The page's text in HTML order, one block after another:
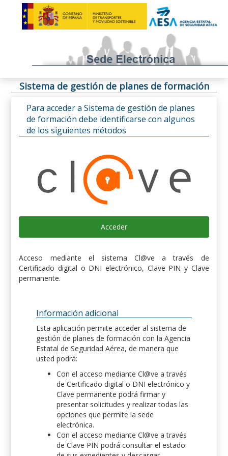
Sistema de gestión de planes de formación
Para acceder a Sistema de gestión de planes
de formación debe identificarse con algunos
de los siguientes métodos
Acceder
Acceso mediante el sistema Cl@ve a través de
Certificado digital o DNI electrónico, Clave PIN y Clave
permanente.
Información adicional
Esta aplicación permite acceder al sistema de
gestión de planes de formación con la Agencia
Estatal de Seguridad Aérea, de manera que
usted podrá:
Con el acceso mediante Cl@ve a través
de Certificado digital o DNI electrónico y
Clave permanente podrá firmar y
presentar solicitudes y realizar todas las
opciones que permite la sede
electrónica.
Con el acceso mediante Cl@ve a través
de Clave PIN podrá consultar el estado